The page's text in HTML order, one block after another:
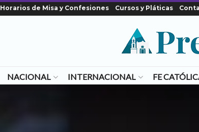
Horarios de Misa y Confesiones Cursos y Pláticas
NACIONAL INTERNACIONAL FE